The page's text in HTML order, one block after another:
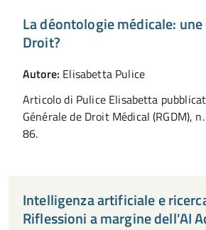
La déontologie médicale:
Droit?
Autore: Elisabetta Pulice
Articolo di Pulice Elisabetta
Générale de Droit Médical (RGDM),
86.
Intelligenza artificiale e
Riflessioni a margine dell'AI